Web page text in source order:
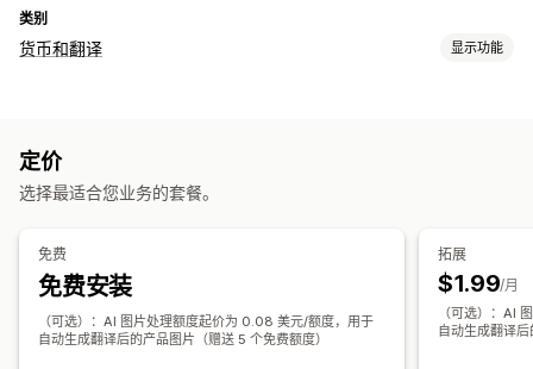
类别
货币和翻译 显示功能
SEO 翻译
定价
选择最适合您业务的套餐。
免费
免费安装
（可选）：AI 图片处理额度起价为 0.08 美元/额度，用于
自动生成翻译后的产品图片（赠送 5 个免费额度）
拓展
$1.99/月
（可选）：AI
自动生成翻译